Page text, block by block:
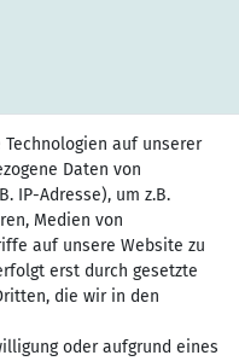
auf unserer
Daten von
IP-Adresse), um z.B.
Medien von
auf unsere Website zu
erst durch gesetzte
die wir in den
oder aufgrund eines